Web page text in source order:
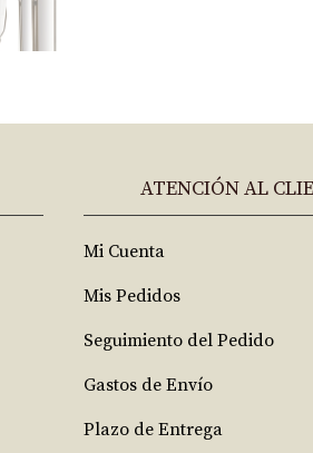
ATENCIÓN AL
Mi Cuenta
Mis Pedidos
Seguimiento del Pedido
Gastos de Envío
Plazo de Entrega